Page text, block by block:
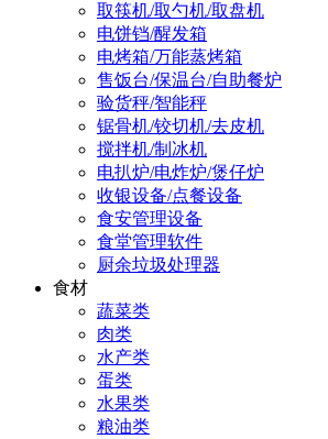
取筷机/取勺机/取盘机
电饼铛/醒发箱
电烤箱/万能蒸烤箱
售饭台/保温台/自助餐炉
验货秤/智能秤
锯骨机/铰切机/去皮机
搅拌机/制冰机
电扒炉/电炸炉/煲仔炉
收银设备/点餐设备
食安管理设备
食堂管理软件
厨余垃圾处理器
食材
蔬菜类
肉类
水产类
蛋类
水果类
粮油类